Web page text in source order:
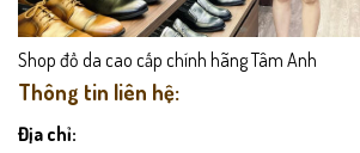
Shop đồ da cao cấp chính hãng Tâm Anh
Thông tin liên hệ:
Địa chỉ: